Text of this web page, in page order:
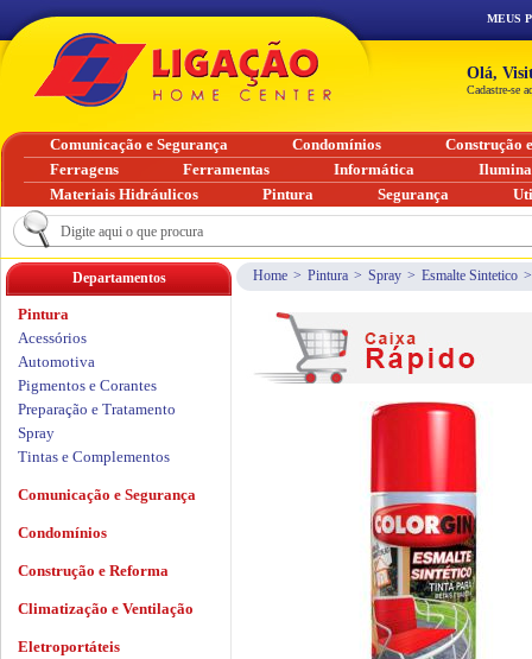
Home > Pintura > Spray > Esmalte Sintetico >
Departamentos
Pintura
Acessórios
Automotiva
Pigmentos e Corantes
Preparação e Tratamento
Spray
Tintas e Complementos
Comunicação e Segurança
Condomínios
Construção e Reforma
Climatização e Ventilação
Eletroportáteis
MEUS
Olá,
Cadastre-se
Comunicação e Segurança Condomínios
Construção
Ferragens
Ferramentas Informática
Materiais Hidráulicos
Pintura Segurança